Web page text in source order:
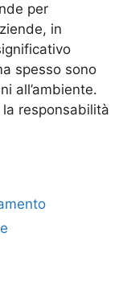
per
in
spesso sono
all’ambiente.
responsabilità